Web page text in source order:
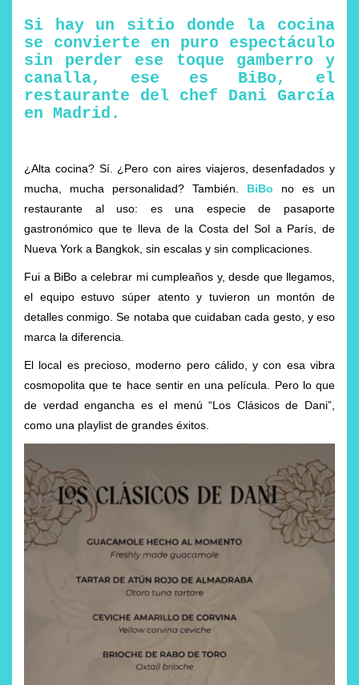
Si hay un sitio donde la cocina
se convierte en puro espectáculo
sin perder ese toque gamberro y
canalla, ese es BiBo, el
restaurante del chef Dani García
en Madrid.
¿Alta cocina? Sí. ¿Pero con aires viajeros, desenfadados y
mucha, mucha personalidad? También. BiBo no es un
restaurante al uso: es una especie de pasaporte
gastronómico que te lleva de la Costa del Sol a París, de
Nueva York a Bangkok, sin escalas y sin complicaciones.
Fui a BiBo a celebrar mi cumpleaños y, desde que llegamos,
el equipo estuvo súper atento y tuvieron un montón de
detalles conmigo. Se notaba que cuidaban cada gesto, y eso
marca la diferencia.
El local es precioso, moderno pero cálido, y con esa vibra
cosmopolita que te hace sentir en una película. Pero lo que
de verdad engancha es el menú “Los Clásicos de Dani”,
como una playlist de grandes éxitos.